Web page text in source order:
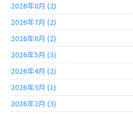
2026年8月 (2)
2026年7月 (2)
2026年6月 (2)
2026年5月 (3)
2026年4月 (2)
2026年3月 (1)
2026年2月 (3)